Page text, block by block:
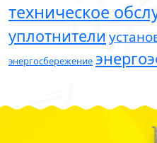
техническое
уплотнители
энергосбережение